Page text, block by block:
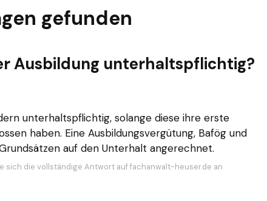
gefunden
Ausbildung unterhaltspflichtig?
unterhaltspflichtig, solange diese ihre erste
haben. Eine Ausbildungsvergütung, Bafög und
auf den Unterhalt angerechnet.
sich die vollständige Antwort auf fachanwalt-heuser.de an